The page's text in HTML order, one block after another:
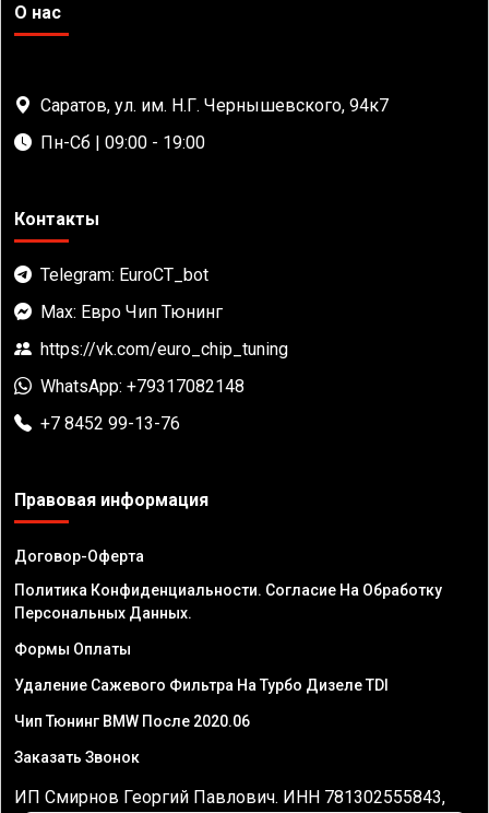
О нас
Саратов, ул. им. Н.Г. Чернышевского, 94к7
Пн-Сб | 09:00 - 19:00
Контакты
Telegram: EuroCT_bot
Max: Евро Чип Тюнинг
https://vk.com/euro_chip_tuning
WhatsApp: +79317082148
+7 8452 99-13-76
Правовая информация
Договор-Оферта
Политика Конфиденциальности. Согласие На Обработку
Персональных Данных.
Формы Оплаты
Удаление Сажевого Фильтра На Турбо Дизеле TDI
Чип Тюнинг BMW После 2020.06
Заказать Звонок
ИП Смирнов Георгий Павлович. ИНН 781302555843,